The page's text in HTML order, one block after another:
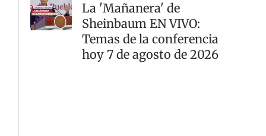
La 'Mañanera' de
Sheinbaum EN VIVO:
Temas de la conferencia
hoy 7 de agosto de 2026